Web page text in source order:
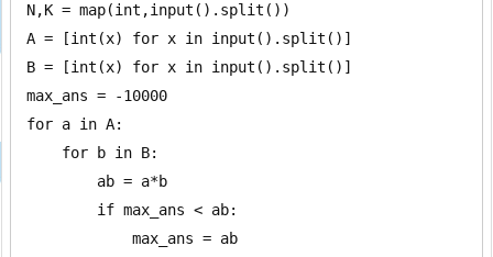
N,K = map(int,input().split())
A = [int(x) for x in input().split()]
B = [int(x) for x in input().split()]
max_ans = -10000
for a in A: